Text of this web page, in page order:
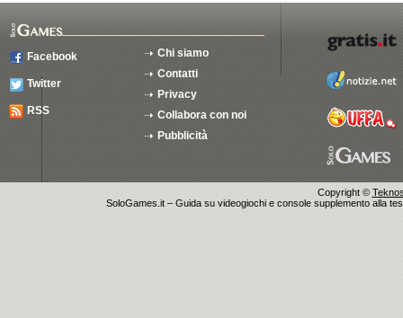
Facebook
Twitter
RSS
Chi siamo
Contatti
Privacy
Collabora con noi
Pubblicità
Copyright ©
SoloGames.it – Guida su videogiochi e console supplemento alla